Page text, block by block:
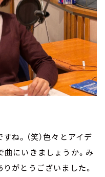
ね。（笑）色々とアイデ
曲にいきましょうか。み
がとうございました。